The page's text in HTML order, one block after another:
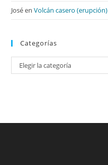
JoséenVolcán casero (erupción)
Categorías
Categorías
Elegir la categoría